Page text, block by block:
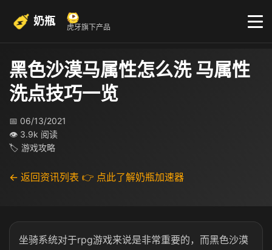
奶瓶 虎牙旗下产品
黑色沙漠马属性怎么洗 马属性
洗点技巧一览
📅 06/13/2021
👁 3.9k 阅读
🏷 游戏攻略
← 返回资讯列表 👉 点此了解奶瓶加速器
坐骑系统对于rpg游戏来说是非常重要的，而黑色沙漠